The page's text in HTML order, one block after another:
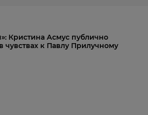
Кристина Асмус публично
чувствах к Павлу Прилучному